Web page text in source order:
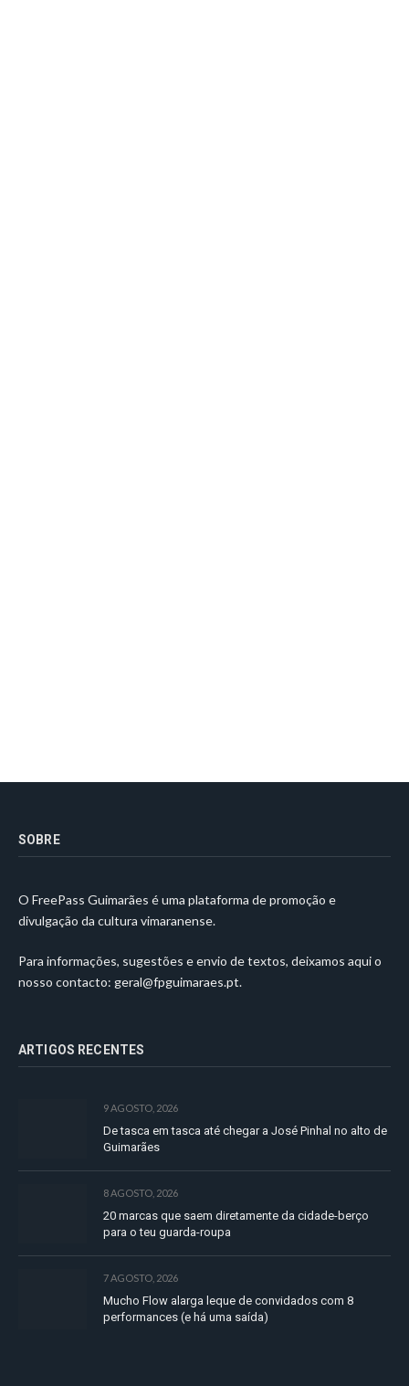
SOBRE
O FreePass Guimarães é uma plataforma de promoção e
divulgação da cultura vimaranense.
Para informações, sugestões e envio de textos, deixamos aqui o
nosso contacto: geral@fpguimaraes.pt.
ARTIGOS RECENTES
9 AGOSTO, 2026
De tasca em tasca até chegar a José Pinhal no alto de
Guimarães
8 AGOSTO, 2026
20 marcas que saem diretamente da cidade-berço
para o teu guarda-roupa
7 AGOSTO, 2026
Mucho Flow alarga leque de convidados com 8
performances (e há uma saída)